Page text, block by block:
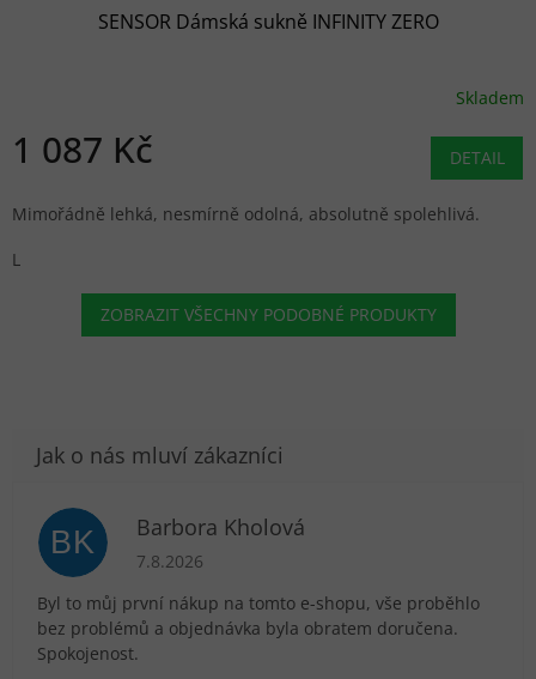
SENSOR Dámská sukně INFINITY ZERO
Skladem
1 087 Kč DETAIL
Mimořádně lehká, nesmírně odolná, absolutně spolehlivá.
L
ZOBRAZIT VŠECHNY PODOBNÉ PRODUKTY
BK Barbora Kholová
Hodnocení obchodu je 5 z 5 hvězdiček.
7.8.2026
Byl to můj první nákup na tomto e-shopu, vše proběhlo
bez problémů a objednávka byla obratem doručena.
Spokojenost.